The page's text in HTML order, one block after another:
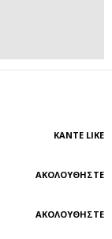
ΚΆΝΤΕ LIKE
ΑΚΟΛΟΥΘΉΣΤΕ
ΑΚΟΛΟΥΘΉΣΤΕ